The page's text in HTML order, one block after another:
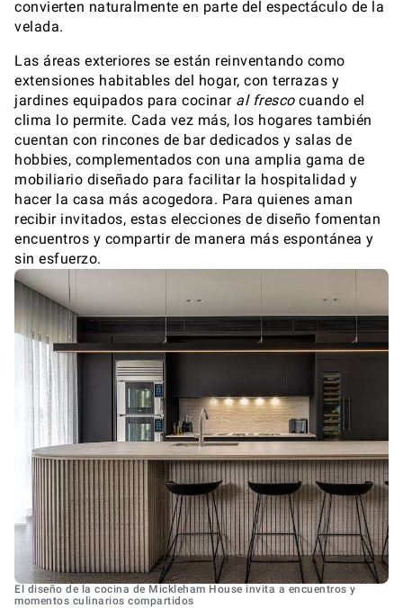
convierten naturalmente en parte del espectáculo de la
velada.
Las áreas exteriores se están reinventando como
extensiones habitables del hogar, con terrazas y
jardines equipados para cocinar al frescocuando el
clima lo permite. Cada vez más, los hogares también
cuentan con rincones de bar dedicados y salas de
hobbies, complementados con una amplia gama de
mobiliario diseñado para facilitar la hospitalidad y
hacer la casa más acogedora. Para quienes aman
recibir invitados, estas elecciones de diseño fomentan
encuentros y compartir de manera más espontánea y
sin esfuerzo.
El diseño de la cocina de Mickleham House invita a encuentros y
momentos culinarios compartidos